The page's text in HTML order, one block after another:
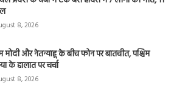
8, 2026
मोदी और नेतन्याहू के बीच फोन पर बातचीत, पश्चिम
के हालात पर चर्चा
8, 2026